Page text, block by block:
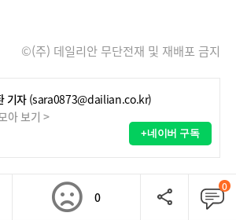
©(주) 데일리안 무단전재 및 재배포 금지
기자 (sara0873@dailian.co.kr)
아 보기 >
+네이버 구독
0
0